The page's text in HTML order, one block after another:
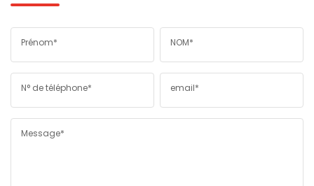
Prénom* NOM*
N° de téléphone* email*
Message*